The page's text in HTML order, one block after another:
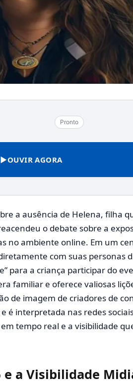
Pronto
▶OUVIR AGORA
a ausência de Helena, filha
o debate sobre a
no ambiente online. Em um
com suas personas
para a criança participar do
familiar e oferece valiosas
de imagem de criadores de
é interpretada nas redes
tempo real e a visibilidade
e a Visibilidade